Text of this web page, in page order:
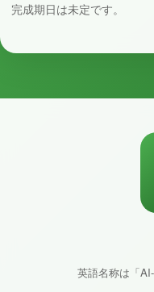
完成期日は未定です。
英語名称は「